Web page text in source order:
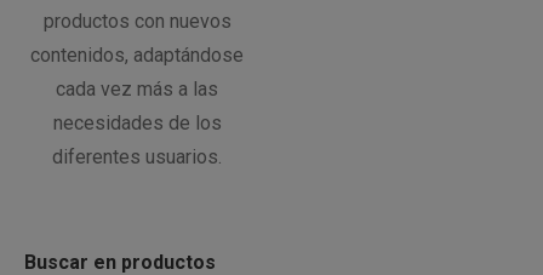
productos con nuevos
contenidos, adaptándose
cada vez más a las
necesidades de los
diferentes usuarios.
Buscar en productos